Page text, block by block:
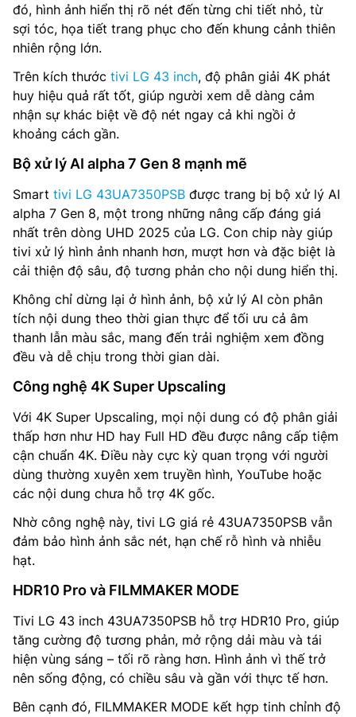
đó, hình ảnh hiển thị rõ nét đến từng chi tiết nhỏ, từ
sợi tóc, họa tiết trang phục cho đến khung cảnh thiên
nhiên rộng lớn.
Trên kích thước tivi LG 43 inch, độ phân giải 4K phát
huy hiệu quả rất tốt, giúp người xem dễ dàng cảm
nhận sự khác biệt về độ nét ngay cả khi ngồi ở
khoảng cách gần.
Bộ xử lý AI alpha 7 Gen 8 mạnh mẽ
Smart tivi LG 43UA7350PSB được trang bị bộ xử lý AI
alpha 7 Gen 8, một trong những nâng cấp đáng giá
nhất trên dòng UHD 2025 của LG. Con chip này giúp
tivi xử lý hình ảnh nhanh hơn, mượt hơn và đặc biệt là
cải thiện độ sâu, độ tương phản cho nội dung hiển thị.
Không chỉ dừng lại ở hình ảnh, bộ xử lý AI còn phân
tích nội dung theo thời gian thực để tối ưu cả âm
thanh lẫn màu sắc, mang đến trải nghiệm xem đồng
đều và dễ chịu trong thời gian dài.
Công nghệ 4K Super Upscaling
Với 4K Super Upscaling, mọi nội dung có độ phân giải
thấp hơn như HD hay Full HD đều được nâng cấp tiệm
cận chuẩn 4K. Điều này cực kỳ quan trọng với người
dùng thường xuyên xem truyền hình, YouTube hoặc
các nội dung chưa hỗ trợ 4K gốc.
Nhờ công nghệ này, tivi LG giá rẻ 43UA7350PSB vẫn
đảm bảo hình ảnh sắc nét, hạn chế rỗ hình và nhiễu
hạt.
HDR10 Pro và FILMMAKER MODE
Tivi LG 43 inch 43UA7350PSB hỗ trợ HDR10 Pro, giúp
tăng cường độ tương phản, mở rộng dải màu và tái
hiện vùng sáng – tối rõ ràng hơn. Hình ảnh vì thế trở
nên sống động, có chiều sâu và gần với thực tế hơn.
Bên cạnh đó, FILMMAKER MODE kết hợp tinh chỉnh độ